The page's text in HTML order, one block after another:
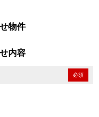
物件
内容
必須